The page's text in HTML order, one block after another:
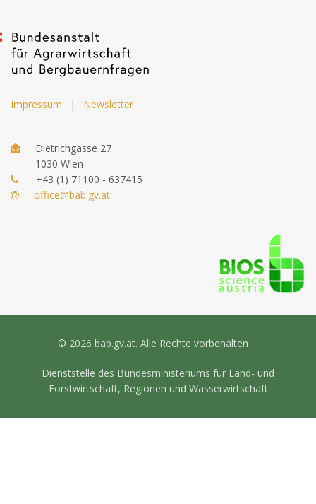
Impressum | Newsletter
Dietrichgasse 27
1030 Wien
+43 (1) 71100 - 637415
office@bab.gv.at
© 2026 bab.gv.at. Alle Rechte vorbehalten
Dienststelle des Bundesministeriums für Land- und
Forstwirtschaft, Regionen und Wasserwirtschaft